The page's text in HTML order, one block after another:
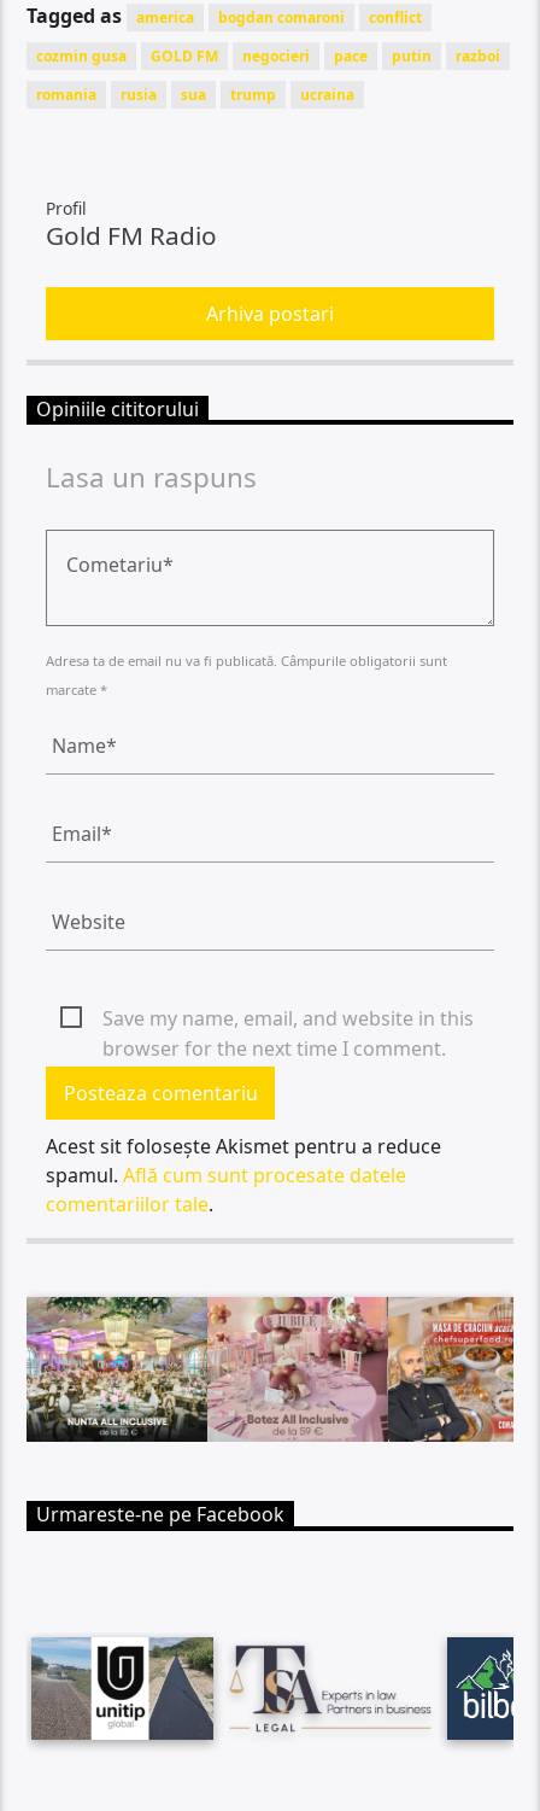
Tagged as america bogdan comaroni
conflict
cozmin gusa
GOLD FM negocieri pace putin
razboi
romania
rusia sua trump ucraina
Profil
Gold FM Radio
Arhiva postari
Opiniile cititorului
Lasa un raspuns
Adresa ta de email nu va fi publicată. Câmpurile obligatorii sunt
marcate *
Save my name, email, and website in this
browser for the next time I comment.
Acest sit folosește Akismet pentru a reduce
spamul.Află cum sunt procesate datele
comentariilor tale.
Urmareste-ne pe Facebook